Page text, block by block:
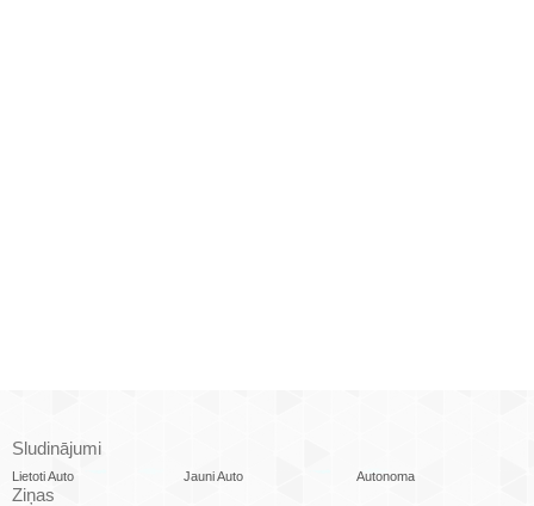
Sludinājumi
Lietoti Auto Jauni Auto Autonoma
Ziņas